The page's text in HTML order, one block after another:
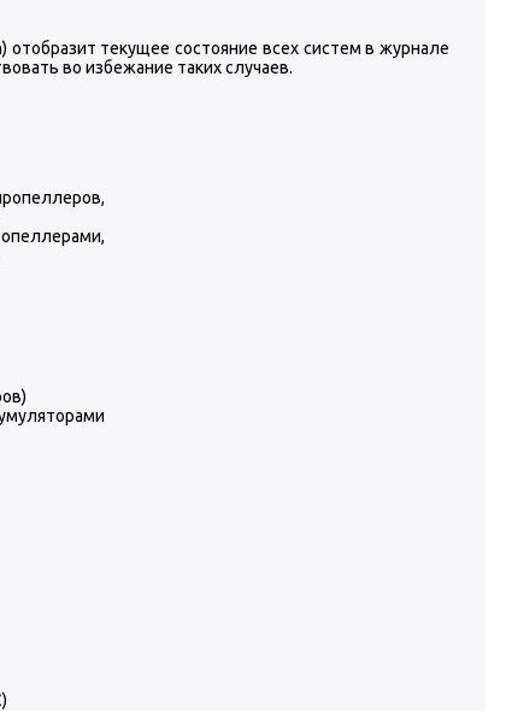
отобразит текущее состояние всех систем в журнале
во избежание таких случаев.